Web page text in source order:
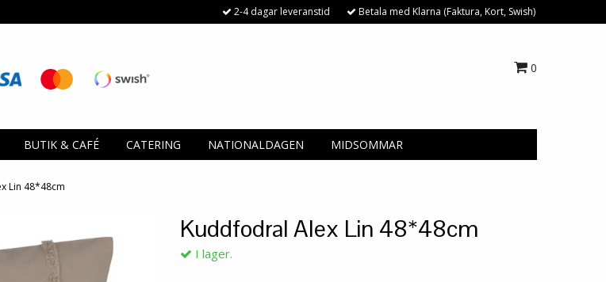
2-4 dagar leveranstid Betala med Klarna (Faktura, Kort, Swish)
0
BUTIK & CAFÉ CATERING NATIONALDAGEN MIDSOMMAR
Lin 48*48cm
Kuddfodral Alex Lin 48*48cm
I lager.